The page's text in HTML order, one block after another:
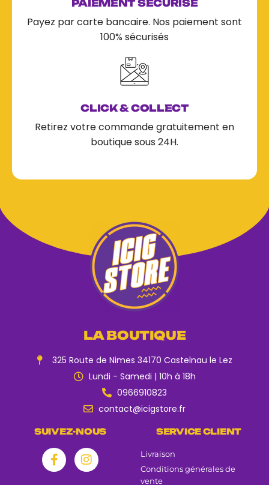
PAIEMENT SÉCURISÉ
Payez par carte bancaire. Nos paiement sont
100% sécurisés
CLICK & COLLECT
Retirez votre commande gratuitement en
boutique sous 24H.
LA BOUTIQUE
325 Route de Nimes 34170 Castelnau le Lez
Lundi - Samedi | 10h à 18h
0966910823
contact@icigstore.fr
SUIVEZ-NOUS SERVICE CLIENT
Livraison
Conditions générales de
vente